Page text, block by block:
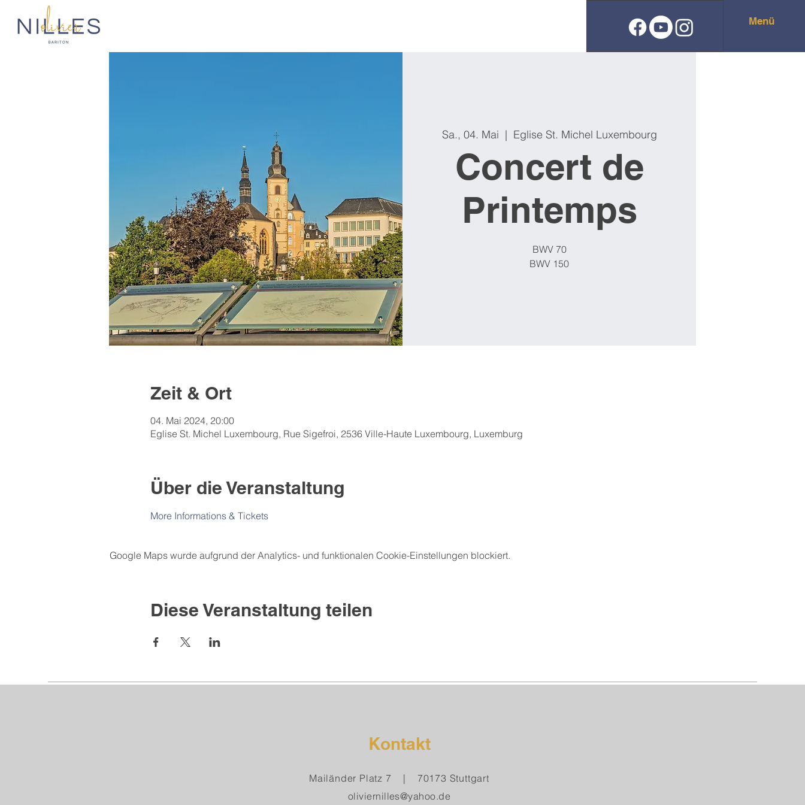
Menü
Sa., 04. Mai
  |
Eglise St. Michel Luxembourg
Concert de
Printemps
BWV 70
BWV 150
Zeit & Ort
04. Mai 2024, 20:00
Eglise St. Michel Luxembourg, Rue Sigefroi, 2536 Ville-Haute Luxembourg, Luxemburg
Über die Veranstaltung
More Informations & Tickets
Google Maps wurde aufgrund der Analytics- und funktionalen Cookie-Einstellungen blockiert.
Diese Veranstaltung teilen
Kontakt
Mailänder Platz 7 | 70173 Stuttgart
oliviernilles@yahoo.de